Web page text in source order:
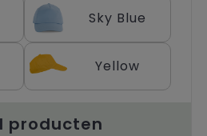
Sky Blue
Yellow
producten